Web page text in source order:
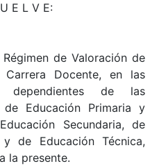
E L V E:
de Valoración de
Docente, en las
dependientes de las
de Educación Primaria y
Secundaria, de
y de Educación Técnica,
la presente.